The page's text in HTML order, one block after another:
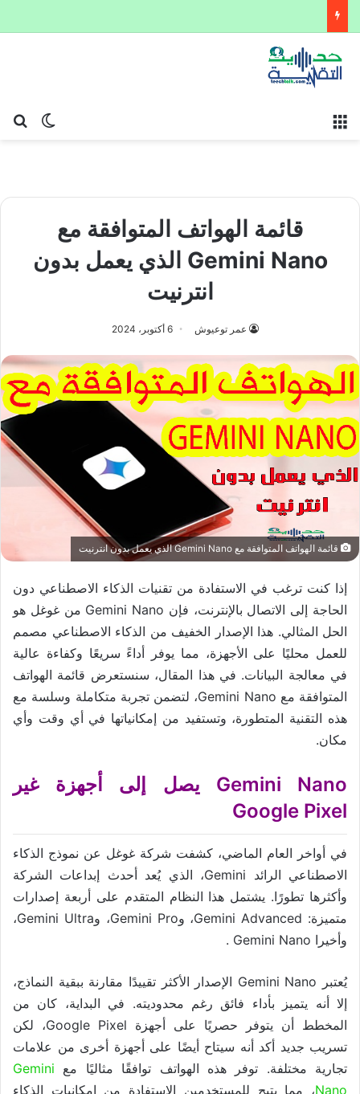
الوضع
قائمة الهواتف المتوافقة مع
Gemini Nano الذي يعمل بدون
انترنيت
عمر توعيوش 6 أكتوبر، 2024
قائمة الهواتف المتوافقة مع Gemini Nano الذي يعمل بدون انترنيت
إذا كنت ترغب في الاستفادة من تقنيات الذكاء الاصطناعي دون
الحاجة إلى الاتصال بالإنترنت، فإن Gemini Nano من غوغل هو
الحل المثالي. هذا الإصدار الخفيف من الذكاء الاصطناعي مصمم
للعمل محليًا على الأجهزة، مما يوفر أداءً سريعًا وكفاءة عالية
في معالجة البيانات. في هذا المقال، سنستعرض قائمة الهواتف
المتوافقة مع Gemini Nano، لتضمن تجربة متكاملة وسلسة مع
هذه التقنية المتطورة، وتستفيد من إمكانياتها في أي وقت وأي
مكان.
Gemini Nano يصل إلى أجهزة غير
Google Pixel
في أواخر العام الماضي، كشفت شركة غوغل عن نموذج الذكاء
الاصطناعي الرائد Gemini، الذي يُعد أحدث إبداعات الشركة
وأكثرها تطورًا. يشتمل هذا النظام المتقدم على أربعة إصدارات
متميزة: Gemini Advanced، وGemini Pro، وGemini Ultra،
وأخيرا Gemini Nano .
يُعتبر Gemini Nano الإصدار الأكثر تقييدًا مقارنة ببقية النماذج،
إلا أنه يتميز بأداء فائق رغم محدوديته. في البداية، كان من
المخطط أن يتوفر حصريًا على أجهزة Google Pixel، لكن
تسريب جديد أكد أنه سيتاح أيضًا على أجهزة أخرى من علامات
تجارية مختلفة. توفر هذه الهواتف توافقًا مثاليًا مع Gemini
Nano، مما يتيح للمستخدمين الاستفادة من إمكانيات الذكاء